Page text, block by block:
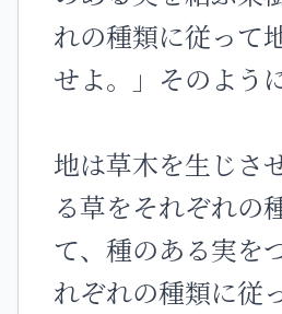
れの種類に従って
せよ。」そのよう
地は草木を生じさ
る草をそれぞれの
て、種のある実を
れぞれの種類に従